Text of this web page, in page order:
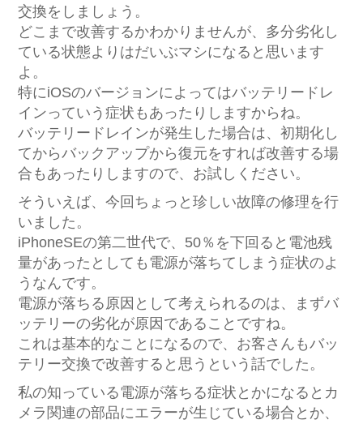
交換をしましょう。
どこまで改善するかわかりませんが、多分劣化し
ている状態よりはだいぶマシになると思います
よ。
特にiOSのバージョンによってはバッテリードレ
インっていう症状もあったりしますからね。
バッテリードレインが発生した場合は、初期化し
てからバックアップから復元をすれば改善する場
合もあったりしますので、お試しください。
そういえば、今回ちょっと珍しい故障の修理を行
いました。
iPhoneSEの第二世代で、50％を下回ると電池残
量があったとしても電源が落ちてしまう症状のよ
うなんです。
電源が落ちる原因として考えられるのは、まずバ
ッテリーの劣化が原因であることですね。
これは基本的なことになるので、お客さんもバッ
テリー交換で改善すると思うという話でした。
私の知っている電源が落ちる症状とかになるとカ
メラ関連の部品にエラーが生じている場合とか、